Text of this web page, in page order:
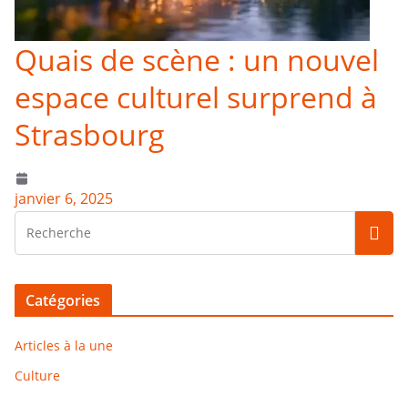
Quais de scène : un nouvel
espace culturel surprend à
Strasbourg
janvier 6, 2025
Catégories
Articles à la une
Culture